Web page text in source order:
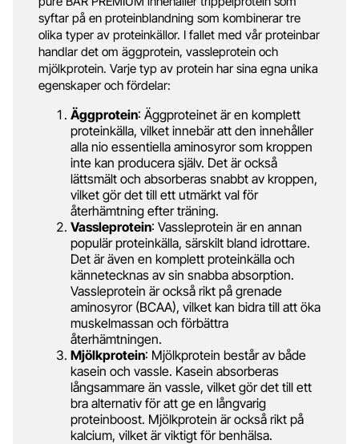
syftar på en proteinblandning som kombinerar tre
olika typer av proteinkällor. I fallet med vår proteinbar
handlar det om äggprotein, vassleprotein och
mjölkprotein. Varje typ av protein har sina egna unika
egenskaper och fördelar:
Äggprotein: Äggproteinet är en komplett
proteinkälla, vilket innebär att den innehåller
alla nio essentiella aminosyror som kroppen
inte kan producera själv. Det är också
lättsmält och absorberas snabbt av kroppen,
vilket gör det till ett utmärkt val för
återhämtning efter träning.
Vassleprotein: Vassleprotein är en annan
populär proteinkälla, särskilt bland idrottare.
Det är även en komplett proteinkälla och
kännetecknas av sin snabba absorption.
Vassleprotein är också rikt på grenade
aminosyror (BCAA), vilket kan bidra till att öka
muskelmassan och förbättra
återhämtningen.
Mjölkprotein: Mjölkprotein består av både
kasein och vassle. Kasein absorberas
långsammare än vassle, vilket gör det till ett
bra alternativ för att ge en långvarig
proteinboost. Mjölkprotein är också rikt på
kalcium, vilket är viktigt för benhälsa.